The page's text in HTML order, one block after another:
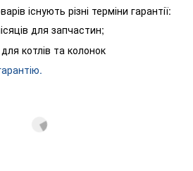
існують різні терміни гарантії:
для запчастин;
котлів та колонок